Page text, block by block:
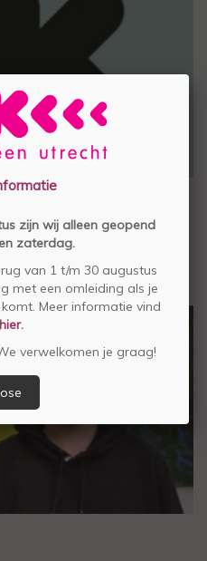
UTRECHT
zijn wij alleen geopend
zaterdag.
van 1 t/m 30 augustus
met een omleiding als je
Meer informatie vind
hier.
verwelkomen je graag!